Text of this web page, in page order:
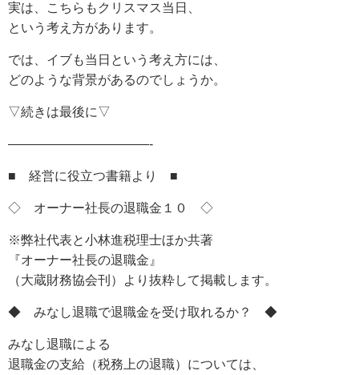
実は、こちらもクリスマス当日、
という考え方があります。
では、イブも当日という考え方には、
どのような背景があるのでしょうか。
▽続きは最後に▽
———————————-
■ 経営に役立つ書籍より ■
◇ オーナー社長の退職金１０ ◇
※弊社代表と小林進税理士ほか共著
『オーナー社長の退職金』
（大蔵財務協会刊）より抜粋して掲載します。
◆ みなし退職で退職金を受け取れるか？ ◆
みなし退職による
退職金の支給（税務上の退職）については、